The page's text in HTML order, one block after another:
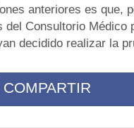
anteriores es que,
del Consultorio
decidido realizar la
COMPARTIR